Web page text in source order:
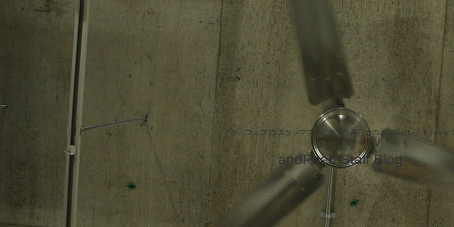
アンドフェブ の スタッフブログ 東京・高円寺のメンズセレクトショッ
andPheb Staff Blog